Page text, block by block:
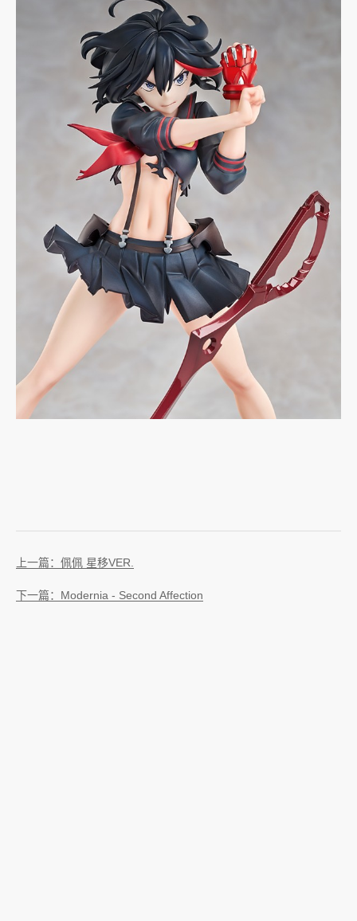
上一篇：佩佩 星移VER.
下一篇：Modernia - Second Affection